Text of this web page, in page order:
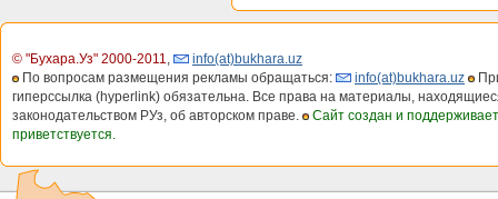
© "Бухара.Уз" 2000-2011,
info(at)bukhara.uz
По вопросам размещения рекламы обращаться:
info(at)bukhara.uz
гиперссылка (hyperlink) обязательна. Все права на материалы,
законодательством РУз, об авторском праве.
Сайт создан и
приветствуется.